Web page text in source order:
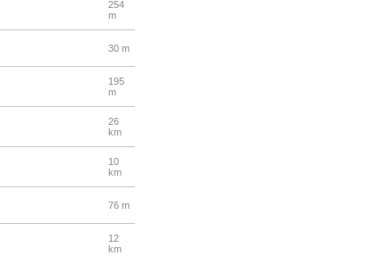
254
m
30 m
195
m
26
km
10
km
76 m
12
km